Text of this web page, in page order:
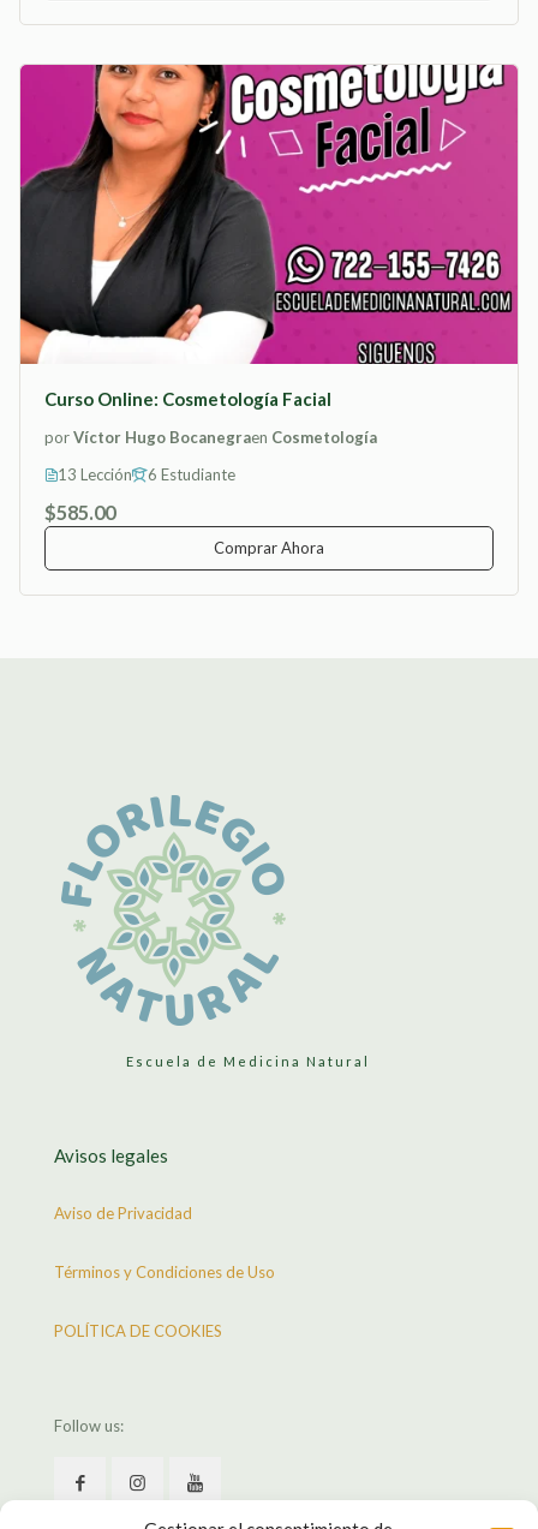
Curso Online: Cosmetología Facial
porVíctor Hugo Bocanegraen Cosmetología
13 Lección
6 Estudiante
$585.00
Comprar Ahora
Escuela de Medicina Natural
Avisos legales
Aviso de Privacidad
Términos y Condiciones de Uso
POLÍTICA DE COOKIES
Follow us: